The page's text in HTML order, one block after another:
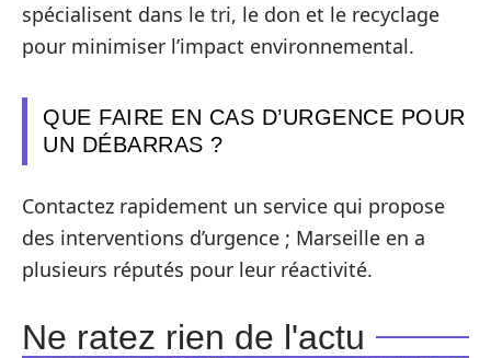
spécialisent dans le tri, le don et le recyclage
pour minimiser l’impact environnemental.
QUE FAIRE EN CAS D’URGENCE POUR
UN DÉBARRAS ?
Contactez rapidement un service qui propose
des interventions d’urgence ; Marseille en a
plusieurs réputés pour leur réactivité.
Ne ratez rien de l'actu